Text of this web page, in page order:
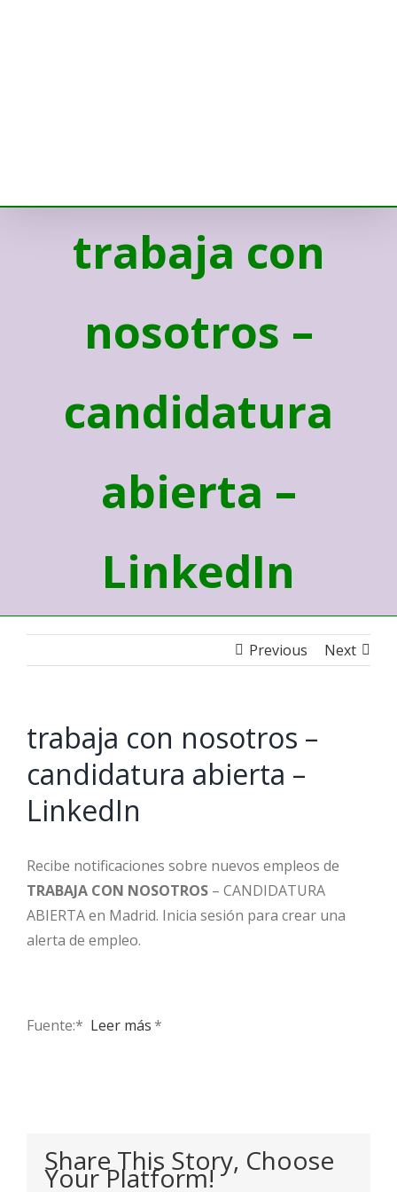
trabaja con
nosotros –
candidatura
abierta –
LinkedIn
Previous Next
trabaja con nosotros –
candidatura abierta –
LinkedIn
Recibe notificaciones sobre nuevos empleos de
TRABAJA CON NOSOTROS – CANDIDATURA
ABIERTA en Madrid. Inicia sesión para crear una
alerta de empleo.
Fuente:* ​ Leer más*
Share This Story, Choose
Your Platform!